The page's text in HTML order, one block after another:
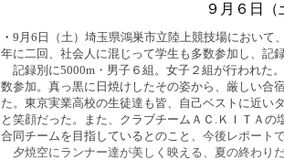
９月６日
・ 9月6日（土）埼玉県鴻巣市立陸上競技場において
年に二回、社会人に混じって学生も多数参加し、記
記録別に5000m・男子６組。女子２組が行われた
数参加。真っ黒に日焼けしたその姿から、厳しい合
た。東京実業高校の生徒達も皆、自己ベストに近い
と笑顔だった。また、クラブチームＡＣ.ＫＩＴＡ
合同チームを目指しているとのこと、 今後レポート
夕焼空にランナー達が美しく映える、夏の終わり